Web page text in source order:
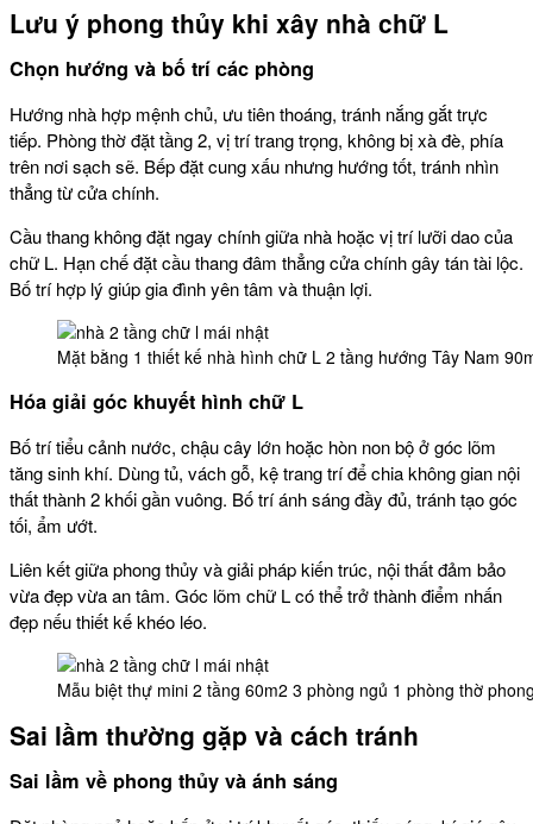
Lưu ý phong thủy khi xây nhà chữ L
Chọn hướng và bố trí các phòng
Hướng nhà hợp mệnh chủ, ưu tiên thoáng, tránh nắng gắt trực
tiếp. Phòng thờ đặt tầng 2, vị trí trang trọng, không bị xà đè, phía
trên nơi sạch sẽ. Bếp đặt cung xấu nhưng hướng tốt, tránh nhìn
thẳng từ cửa chính.
Cầu thang không đặt ngay chính giữa nhà hoặc vị trí lưỡi dao của
chữ L. Hạn chế đặt cầu thang đâm thẳng cửa chính gây tán tài lộc.
Bố trí hợp lý giúp gia đình yên tâm và thuận lợi.
Mặt bằng 1 thiết kế nhà hình chữ L 2 tầng hướng Tây Nam
Hóa giải góc khuyết hình chữ L
Bố trí tiểu cảnh nước, chậu cây lớn hoặc hòn non bộ ở góc lõm
tăng sinh khí. Dùng tủ, vách gỗ, kệ trang trí để chia không gian nội
thất thành 2 khối gần vuông. Bố trí ánh sáng đầy đủ, tránh tạo góc
tối, ẩm ướt.
Liên kết giữa phong thủy và giải pháp kiến trúc, nội thất đảm bảo
vừa đẹp vừa an tâm. Góc lõm chữ L có thể trở thành điểm nhấn
đẹp nếu thiết kế khéo léo.
Mẫu biệt thự mini 2 tầng 60m2 3 phòng ngủ 1 phòng thờ
Sai lầm thường gặp và cách tránh
Sai lầm về phong thủy và ánh sáng